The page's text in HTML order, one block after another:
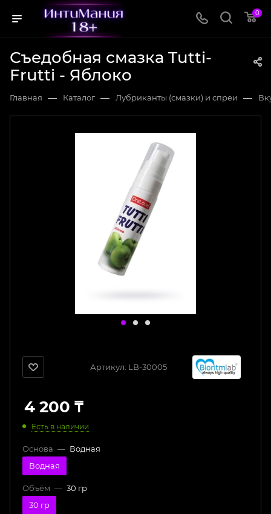
0
Съедобная смазка Tutti-
Frutti - Яблоко
Главная — Каталог — Лубриканты (смазки) и спреи —
Артикул: LB-30005
4 200 ₸
Есть в наличии
Основа — Водная
Водная
Объём — 30 гр
30 гр